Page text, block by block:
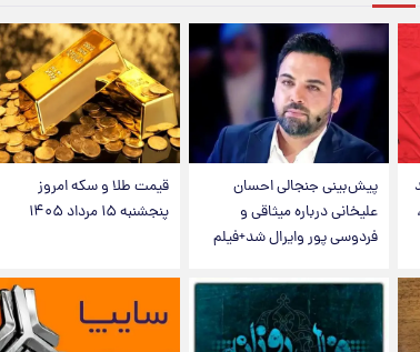
پیش‌بینی جنجالی احسان
علیخانی درباره میثاقی و
فردوسی پور وایرال شد+فیلم
قیمت طلا و سکه امروز
پنجشنبه ۱۵ مرداد ۱۴۰۵